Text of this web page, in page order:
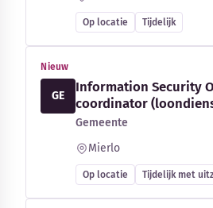
Op locatie Tijdelijk
Nieuw
GE
Information Security
coordinator
Gemeente
Mierlo
Op locatie Tijdelijk met